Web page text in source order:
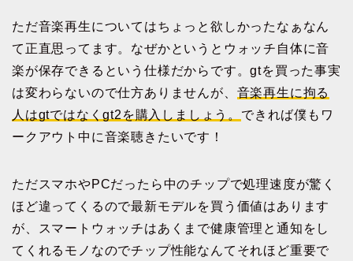
ただ音楽再生についてはちょっと欲しかったなぁなん
て正直思ってます。なぜかというとウォッチ自体に音
楽が保存できるという仕様だからです。gtを買った事実
は変わらないので仕方ありませんが、 音楽再生に拘る
人はgtではなくgt2を購入しましょう。 できれば僕もワ
ークアウト中に音楽聴きたいです！
ただスマホやPCだったら中のチップで処理速度が驚く
ほど違ってくるので最新モデルを買う価値はあります
が、スマートウォッチはあくまで健康管理と通知をし
てくれるモノなのでチップ性能なんてそれほど重要で